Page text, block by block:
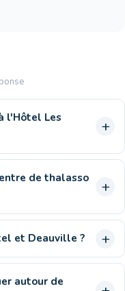
l'Hôtel Les
de thalasso
et Deauville ?
autour de